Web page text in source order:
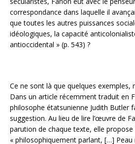
correspondance dans laquelle il
que toutes les autres puissances
idéologiques, la capacité
antioccidental » (p. 543) ?
Ce ne sont là que quelques exemples,
Dans un article récemment traduit en
philosophe étatsunienne Judith Butler
suggestion. Au lieu de lire l’œuvre de
parution de chaque texte, elle propose
« philosophiquement parlant, […] Peau